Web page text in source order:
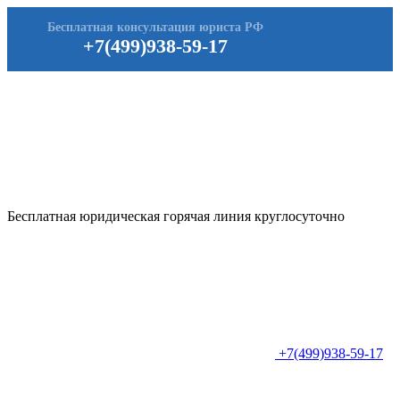
+7(499)938-59-17
Бесплатная консультация юриста РФ
Бесплатная юридическая горячая линия круглосуточно
+7(499)938-59-17